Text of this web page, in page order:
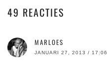
49 REACTIES
MARLOES
JANUARI 27, 2013 / 17:06